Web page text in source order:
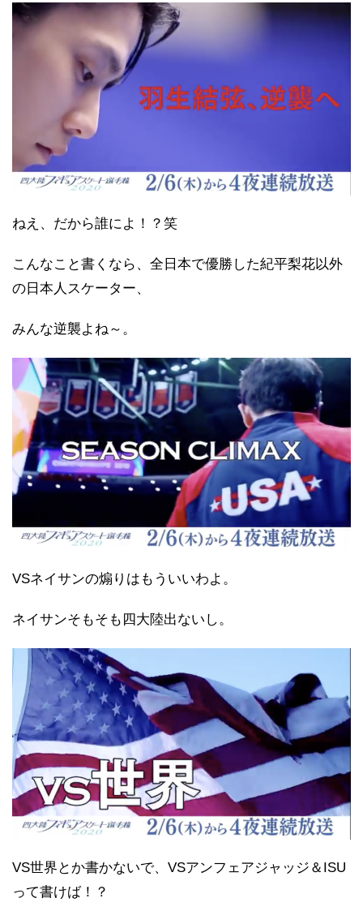
ねえ、だから誰によ！？笑
こんなこと書くなら、全日本で優勝した紀平梨花以外
の日本人スケーター、
みんな逆襲よね～。
VSネイサンの煽りはもういいわよ。
ネイサンそもそも四大陸出ないし。
VS世界とか書かないで、VSアンフェアジャッジ＆ISU
って書けば！？